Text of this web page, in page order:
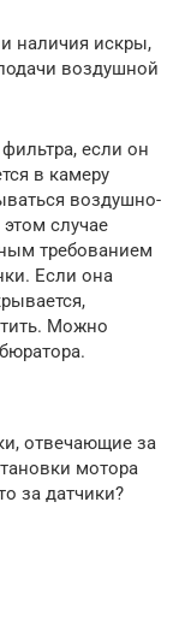
наличия искры,
воздушной
если он
в камеру
воздушно-
случае
требованием
Если она
Можно
отвечающие за
мотора
за датчики?